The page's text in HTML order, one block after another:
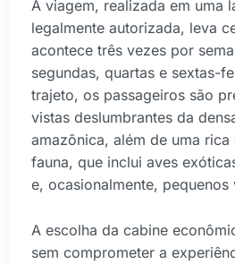
A viagem, realizada em uma
legalmente autorizada, leva
acontece três vezes por
segundas, quartas e sextas-
trajeto, os passageiros são
vistas deslumbrantes da
amazônica, além de uma
fauna, que inclui aves
e, ocasionalmente,
A escolha da cabine
sem comprometer a